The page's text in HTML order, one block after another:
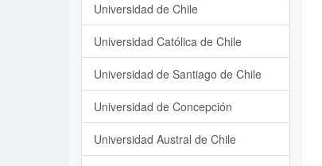
Universidad de Chile
Universidad Católica de Chile
Universidad de Santiago de Chile
Universidad de Concepción
Universidad Austral de Chile